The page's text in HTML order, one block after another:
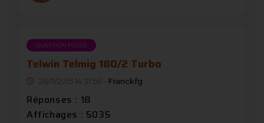
QUESTION POSÉE
Telwin Telmig 180/2 Turbo
26/11/2015 14:31:56 - Franckfg
Réponses : 18
Affichages : 5035